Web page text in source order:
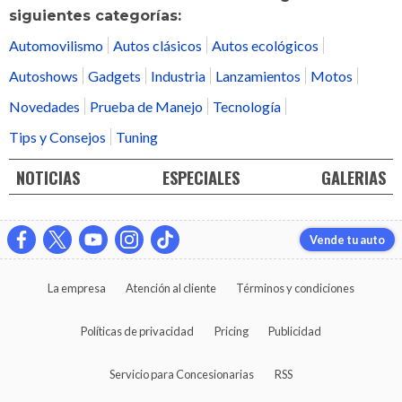
siguientes categorías:
Automovilismo Autos clásicos
Autos ecológicos
Autoshows
Gadgets Industria Lanzamientos
Motos
Novedades
Prueba de Manejo
Tecnología
Tips y Consejos
Tuning
NOTICIAS ESPECIALES GALERIAS
Vende tu auto
La empresa Atención al cliente Términos y condiciones
Políticas de privacidad Pricing Publicidad
Servicio para Concesionarias RSS